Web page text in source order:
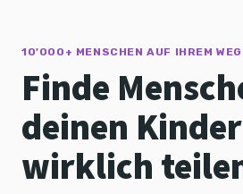
10'000+ MENSCHEN AUF IHREM
Finde
deinen
wirklich